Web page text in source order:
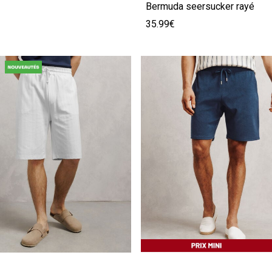
Bermuda seersucker rayé
35.99€